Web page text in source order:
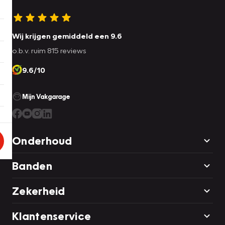
Wij krijgen gemiddeld een 9.6
o.b.v. ruim 815 reviews
9.6/10
Mijn Vakgarage
Onderhoud
Banden
Zekerheid
Klantenservice